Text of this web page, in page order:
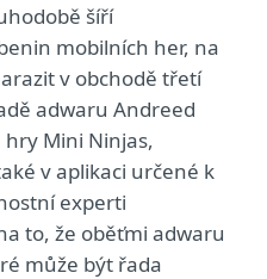
šíří
mobilních her, na
v obchodě třetí
adwaru Andreed
Mini Ninjas,
v aplikaci určené k
experti
to, že oběťmi adwaru
může být řada